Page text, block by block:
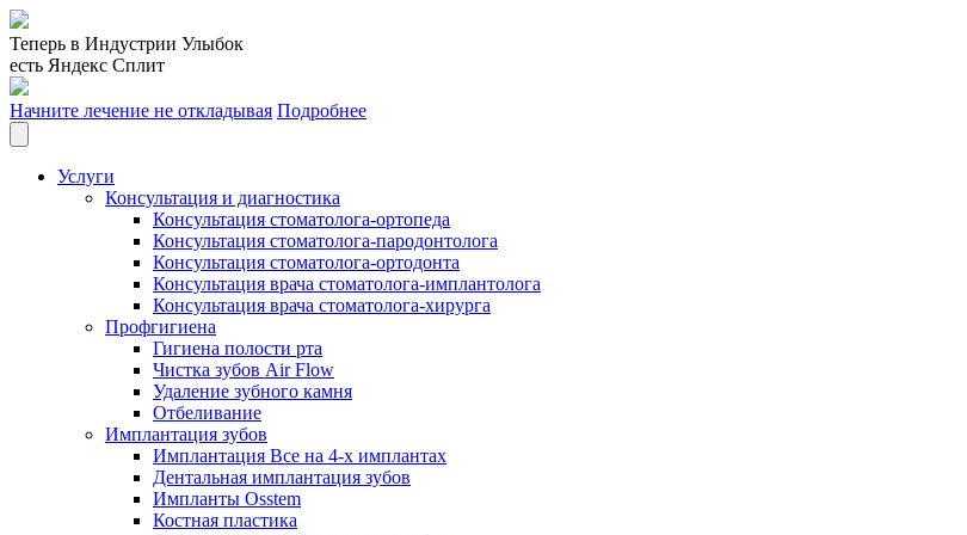
Теперь в Индустрии Улыбок
есть Яндекс Сплит
Начните лечение не откладывая Подробнее
Услуги
Консультация и диагностика
Консультация стоматолога-ортопеда
Консультация стоматолога-пародонтолога
Консультация стоматолога-ортодонта
Консультация врача стоматолога-имплантолога
Консультация врача стоматолога-хирурга
Профгигиена
Гигиена полости рта
Чистка зубов Air Flow
Удаление зубного камня
Отбеливание
Имплантация зубов
Имплантация Все на 4-х имплантах
Дентальная имплантация зубов
Импланты Osstem
Костная пластика